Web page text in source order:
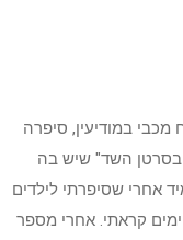
במודיעין, סיפרה
בסרטן השד" שיש בה
אחרי שסיפרתי לילדים
קראתי. אחרי מספר